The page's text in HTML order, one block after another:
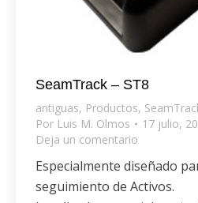
SeamTrack – ST8
antiguas, Productos,
Por Luis M. Olmos
17 julio,
Deja un comentario
Especialmente diseñado
seguimiento de Activos.